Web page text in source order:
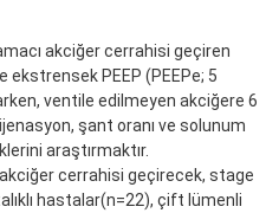
akciğer cerrahisi geçiren
PEEP (PEEPe; 5
ventile edilmeyen akciğere 6
şant oranı ve solunum
araştırmaktır.
akciğer cerrahisi geçirecek, stage
hastalar(n=22), çift lümenli